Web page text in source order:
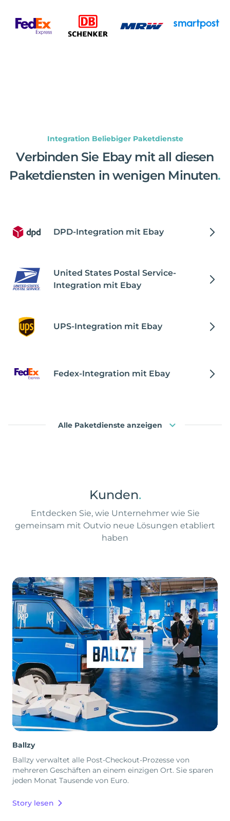
Integration Beliebiger Paketdienste
Verbinden Sie Ebay mit all diesen
Paketdiensten in wenigen Minuten.
DPD-Integration mit Ebay
United States Postal Service-
Integration mit Ebay
UPS-Integration mit Ebay
Fedex-Integration mit Ebay
Alle Paketdienste anzeigen
Kunden.
Entdecken Sie, wie Unternehmer wie Sie
gemeinsam mit Outvio neue Lösungen etabliert
haben
Ballzy
Ballzy verwaltet alle Post-Checkout-Prozesse von
mehreren Geschäften an einem einzigen Ort. Sie sparen
jeden Monat Tausende von Euro.
Story lesen